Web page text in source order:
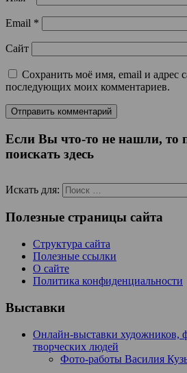
Email *
Сайт
Сохранить моё имя, email и адрес
последующих моих комментариев.
Если Вы что-то не нашли, то
поискать здесь
Искать для:
Полезные страницы сайта
Структура сайта
Полезные ссылки
О сайте
Политика конфиденциальности
Выставки
Онлайн-выставки художников,
творческих людей
Фото-работы Василия